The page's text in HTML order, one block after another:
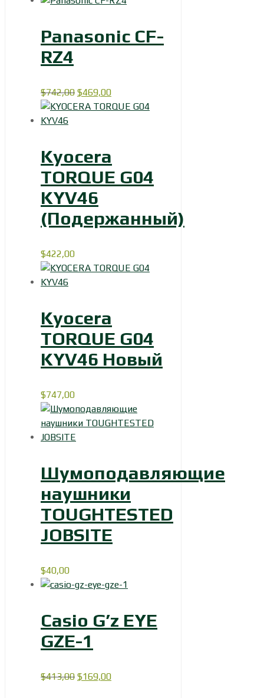
Panasonic CF-
RZ4
$742,00 Первоначальная
цена
$469,00Текущая
цена:
Kyocera
TORQUE G04
KYV46
(Подержанный)
$422,00
Kyocera
TORQUE G04
KYV46 Новый
$747,00
Шумоподавляющие
наушники
TOUGHTESTED
JOBSITE
$40,00
Casio G’z EYE
GZE-1
$413,00 Первоначальная
$169,00Текущая